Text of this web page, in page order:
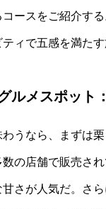
ースをご紹介す
ィで五感を満たす
ルメスポット：
うなら、まずは
の店舗で販売さ
さが人気だ。さ